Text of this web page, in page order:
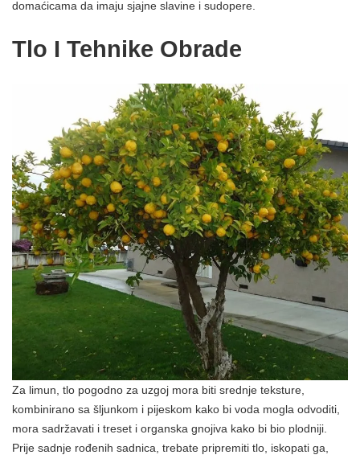
domaćicama da imaju sjajne slavine i sudopere.
Tlo I Tehnike Obrade
Za limun, tlo pogodno za uzgoj mora biti srednje teksture,
kombinirano sa šljunkom i pijeskom kako bi voda mogla odvoditi,
mora sadržavati i treset i organska gnojiva kako bi bio plodniji.
Prije sadnje rođenih sadnica, trebate pripremiti tlo, iskopati ga,